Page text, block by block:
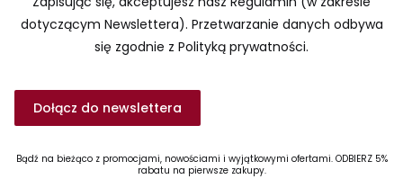
Bądź na bieżąco z promocjami, nowościami i wyjątkowymi ofertami. ODBIERZ 5%
rabatu na pierwsze zakupy.
Dołącz do newslettera
dotyczącym Newslettera). Przetwarzanie danych odbywa
się zgodnie z Polityką prywatności.